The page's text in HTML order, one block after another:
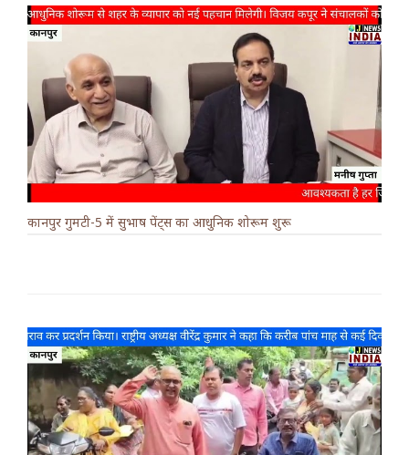
कानपुर गुमटी-5 में सुभाष पेंट्स का आधुनिक शोरूम शुरू